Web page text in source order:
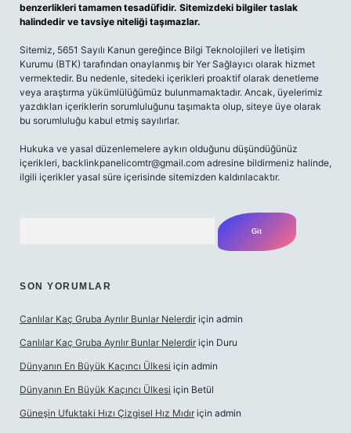
benzerlikleri tamamen tesadüfidir. Sitemizdeki bilgiler taslak
halindedir ve tavsiye niteliği taşımazlar.
Sitemiz, 5651 Sayılı Kanun gereğince Bilgi Teknolojileri ve İletişim
Kurumu (BTK) tarafından onaylanmış bir Yer Sağlayıcı olarak hizmet
vermektedir. Bu nedenle, sitedeki içerikleri proaktif olarak denetleme
veya araştırma yükümlülüğümüz bulunmamaktadır. Ancak, üyelerimiz
yazdıkları içeriklerin sorumluluğunu taşımakta olup, siteye üye olarak
bu sorumluluğu kabul etmiş sayılırlar.
Hukuka ve yasal düzenlemelere aykırı olduğunu düşündüğünüz
içerikleri, backlinkpanelicomtr@gmail.com adresine bildirmeniz halinde,
ilgili içerikler yasal süre içerisinde sitemizden kaldırılacaktır.
SON YORUMLAR
Canlılar Kaç Gruba Ayrılır Bunlar Nelerdir için admin
Canlılar Kaç Gruba Ayrılır Bunlar Nelerdir için Duru
Dünyanın En Büyük Kaçıncı Ülkesi için admin
Dünyanın En Büyük Kaçıncı Ülkesi için Betül
Güneşin Ufuktaki Hızı Çizgisel Hız Mıdır için admin